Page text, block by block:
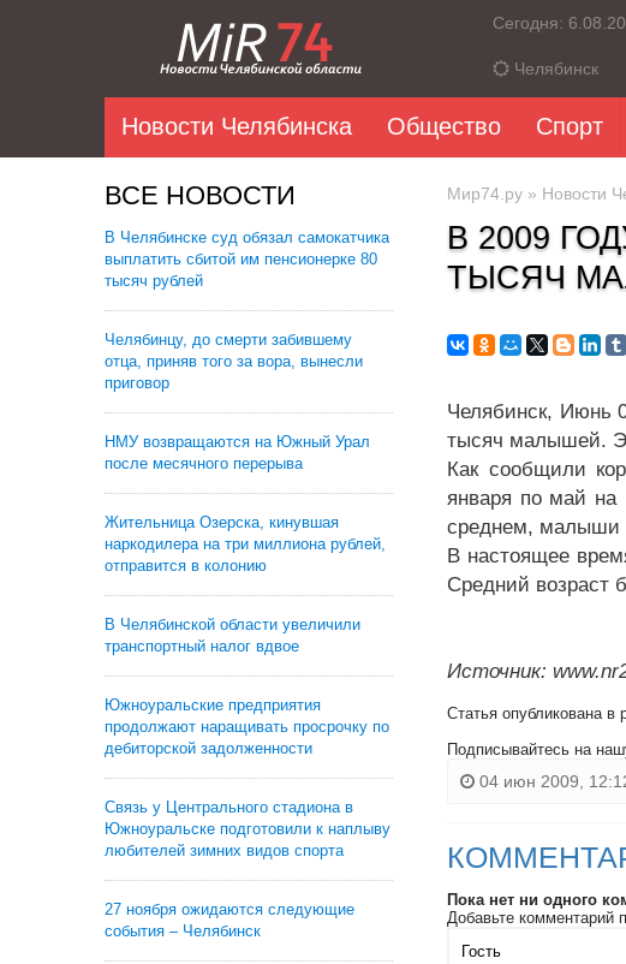
Сегодня:
Челябинск
Новости Челябинска Общество Спорт
ВСЕ НОВОСТИ
В Челябинске суд обязал самокатчика
выплатить сбитой им пенсионерке 80
тысяч рублей
Челябинцу, до смерти забившему
отца, приняв того за вора, вынесли
приговор
НМУ возвращаются на Южный Урал
после месячного перерыва
Жительница Озерска, кинувшая
наркодилера на три миллиона рублей,
отправится в колонию
В Челябинской области увеличили
транспортный налог вдвое
Южноуральские предприятия
продолжают наращивать просрочку по
дебиторской задолженности
Связь у Центрального стадиона в
Южноуральске подготовили к наплыву
любителей зимних видов спорта
27 ноября ожидаются следующие
события – Челябинск
Мир74.ру » Новости
В 2009
ТЫСЯЧ
Челябинск, Июнь
тысяч малышей.
Как сообщили
января по май на
среднем, малыши
В настоящее
Средний возраст
Источник:
Статья опубликована в
Подписывайтесь на
04 июн 2009,
Пока нет ни одного
Добавьте комментарий